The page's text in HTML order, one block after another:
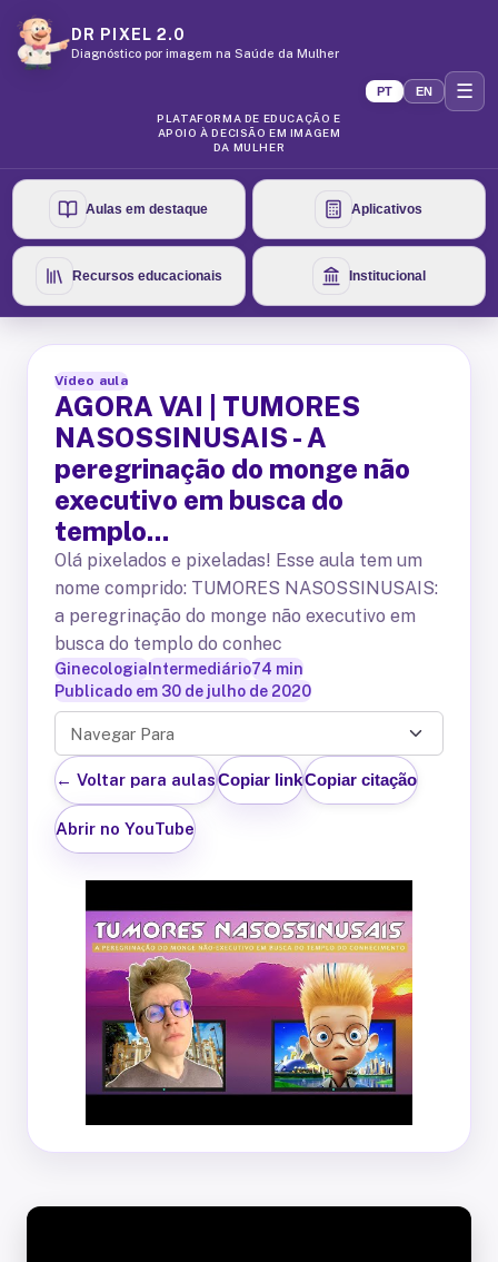
DR PIXEL 2.0
Diagnóstico por imagem na Saúde da Mulher
PLATAFORMA DE EDUCAÇÃO E
APOIO À DECISÃO EM IMAGEM
DA MULHER
PT EN ☰
Aulas em destaque Aplicativos
Recursos educacionais Institucional
Vídeo aula
AGORA VAI | TUMORES
NASOSSINUSAIS - A
peregrinação do monge não
executivo em busca do
templo...
Olá pixelados e pixeladas! Esse aula tem um
nome comprido: TUMORES NASOSSINUSAIS:
a peregrinação do monge não executivo em
busca do templo do conhec
Ginecologia Intermediário74 min
Publicado em 30 de julho de 2020
Navegar Para
← Voltar para aulasCopiar linkCopiar citação
Abrir no YouTube